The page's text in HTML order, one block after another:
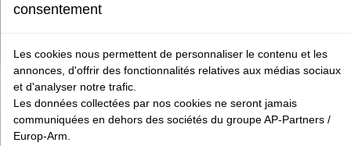
consentement
Les cookies nous permettent de personnaliser le contenu et les
annonces, d'offrir des fonctionnalités relatives aux médias sociaux
et d'analyser notre trafic.
Les données collectées par nos cookies ne seront jamais
communiquées en dehors des sociétés du groupe AP-Partners /
Europ-Arm.